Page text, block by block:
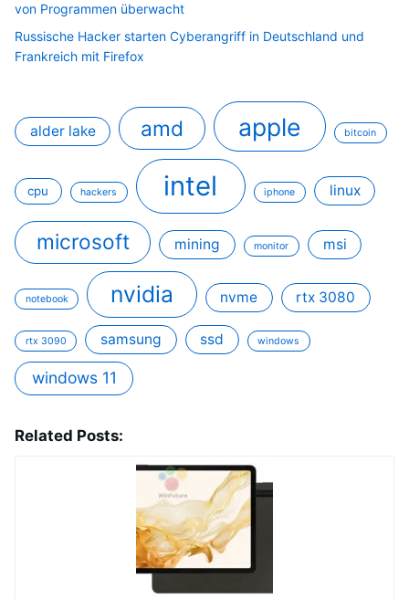
von Programmen überwacht
Russische Hacker starten Cyberangriff in Deutschland und
Frankreich mit Firefox
alder lake amd apple bitcoin
cpu hackers intel iphone linux
microsoft mining monitor msi
notebook nvidia nvme rtx 3080
rtx 3090 samsung ssd windows
windows 11
Related Posts: